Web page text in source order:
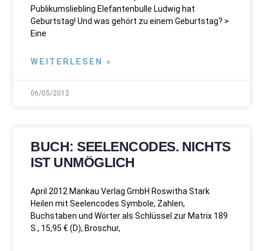
Publikumsliebling Elefantenbulle Ludwig hat
Geburtstag! Und was gehört zu einem Geburtstag? >
Eine
WEITERLESEN »
06/05/2012
BUCH: SEELENCODES. NICHTS
IST UNMÖGLICH
April 2012 Mankau Verlag GmbH Roswitha Stark
Heilen mit Seelencodes Symbole, Zahlen,
Buchstaben und Wörter als Schlüssel zur Matrix 189
S., 15,95 € (D), Broschur,